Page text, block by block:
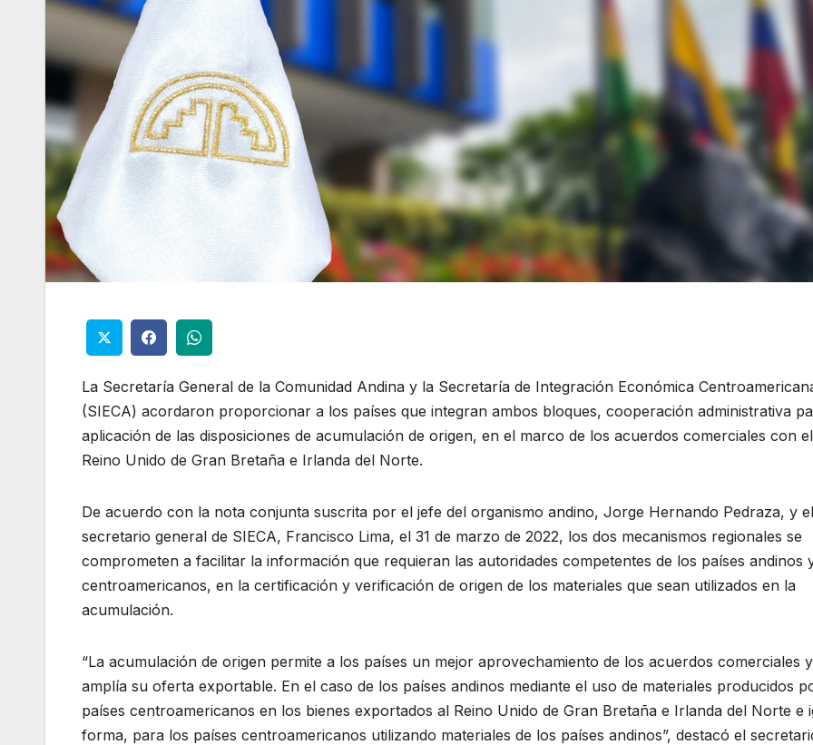
La Secretaría General de la Comunidad Andina y la Secretaría de Integración Económica
(SIECA) acordaron proporcionar a los países que integran ambos bloques, cooperación administrativa
aplicación de las disposiciones de acumulación de origen, en el marco de los acuerdos comerciales con el
Reino Unido de Gran Bretaña e Irlanda del Norte.
De acuerdo con la nota conjunta suscrita por el jefe del organismo andino, Jorge Hernando Pedraza, y el
secretario general de SIECA, Francisco Lima, el 31 de marzo de 2022, los dos mecanismos regionales se
comprometen a facilitar la información que requieran las autoridades competentes de los países andinos
centroamericanos, en la certificación y verificación de origen de los materiales que sean utilizados en la
acumulación.
“La acumulación de origen permite a los países un mejor aprovechamiento de los acuerdos comerciales y
amplía su oferta exportable. En el caso de los países andinos mediante el uso de materiales producidos
países centroamericanos en los bienes exportados al Reino Unido de Gran Bretaña e Irlanda del Norte e
forma, para los países centroamericanos utilizando materiales de los países andinos”, destacó el